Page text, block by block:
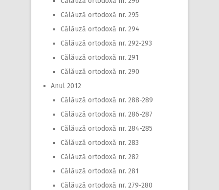
Călăuză ortodoxă nr. 295
Călăuză ortodoxă nr. 294
Călăuză ortodoxă nr. 292-293
Călăuză ortodoxă nr. 291
Călăuză ortodoxă nr. 290
Anul 2012
Călăuză ortodoxă nr. 288-289
Călăuză ortodoxă nr. 286-287
Călăuză ortodoxă nr. 284-285
Călăuză ortodoxă nr. 283
Călăuză ortodoxă nr. 282
Călăuză ortodoxă nr. 281
Călăuză ortodoxă nr. 279-280